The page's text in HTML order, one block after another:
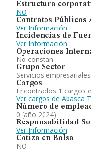
Estructura
NO
Contratos Públicos
Ver Información
Incidencias de
Ver Información
Operaciones
No constan
Grupo Sector
Servicios empresariales
Cargos
Encontrados 1 cargos
Ver cargos de Abasca
Número de
0 (año 2024)
Responsabilidad
Ver Información
Cotiza en Bolsa
NO